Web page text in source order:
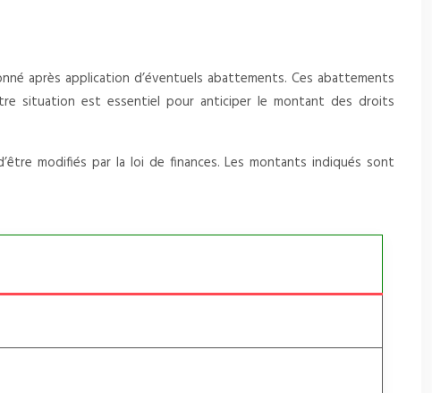
après application d’éventuels abattements. Ces abattements
situation est essentiel pour anticiper le montant des droits
modifiés par la loi de finances. Les montants indiqués sont